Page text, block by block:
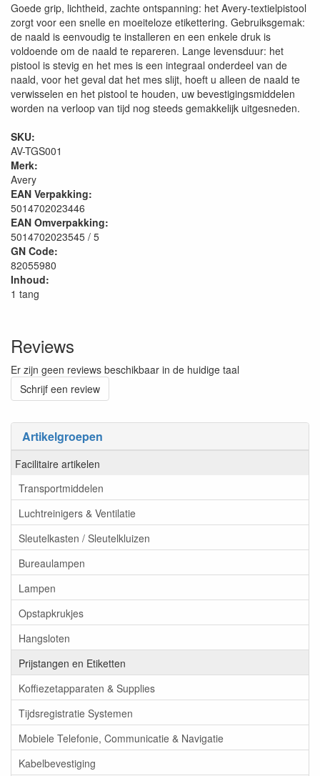
Artikelgroepen
Facilitaire artikelen
Transportmiddelen
Luchtreinigers & Ventilatie
Sleutelkasten / Sleutelkluizen
Bureaulampen
Lampen
Opstapkrukjes
Hangsloten
Prijstangen en Etiketten
Koffiezetapparaten & Supplies
Tijdsregistratie Systemen
Mobiele Telefonie, Communicatie & Navigatie
Kabelbevestiging
Goede grip, lichtheid, zachte ontspanning: het Avery-textielpistool
zorgt voor een snelle en moeiteloze etikettering. Gebruiksgemak:
de naald is eenvoudig te installeren en een enkele druk is
voldoende om de naald te repareren. Lange levensduur: het
pistool is stevig en het mes is een integraal onderdeel van de
naald, voor het geval dat het mes slijt, hoeft u alleen de naald te
verwisselen en het pistool te houden, uw bevestigingsmiddelen
worden na verloop van tijd nog steeds gemakkelijk uitgesneden.
SKU:
AV-TGS001
Merk:
Avery
EAN Verpakking:
5014702023446
EAN Omverpakking:
5014702023545 / 5
GN Code:
82055980
Inhoud:
1 tang
Reviews
Er zijn geen reviews beschikbaar in de huidige taal
Schrijf een review